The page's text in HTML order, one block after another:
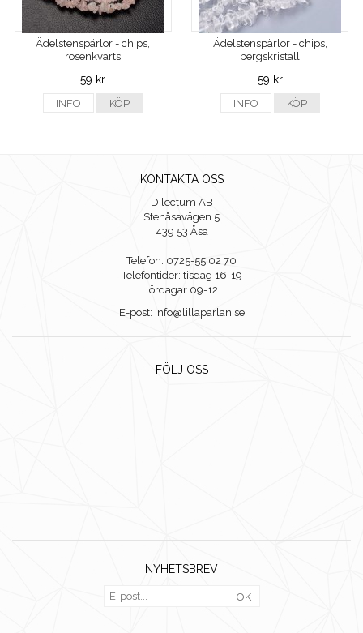
Ädelstenspärlor - chips,
rosenkvarts
59 kr
INFO KÖP
Ädelstenspärlor - chips,
bergskristall
59 kr
INFO KÖP
KONTAKTA OSS
Dilectum AB
Stenåsavägen 5
439 53 Åsa
Telefon: 0725-55 02 70
Telefontider: tisdag 16-19
lördagar 09-12
E-post: info@lillaparlan.se
FÖLJ OSS
NYHETSBREV
OK